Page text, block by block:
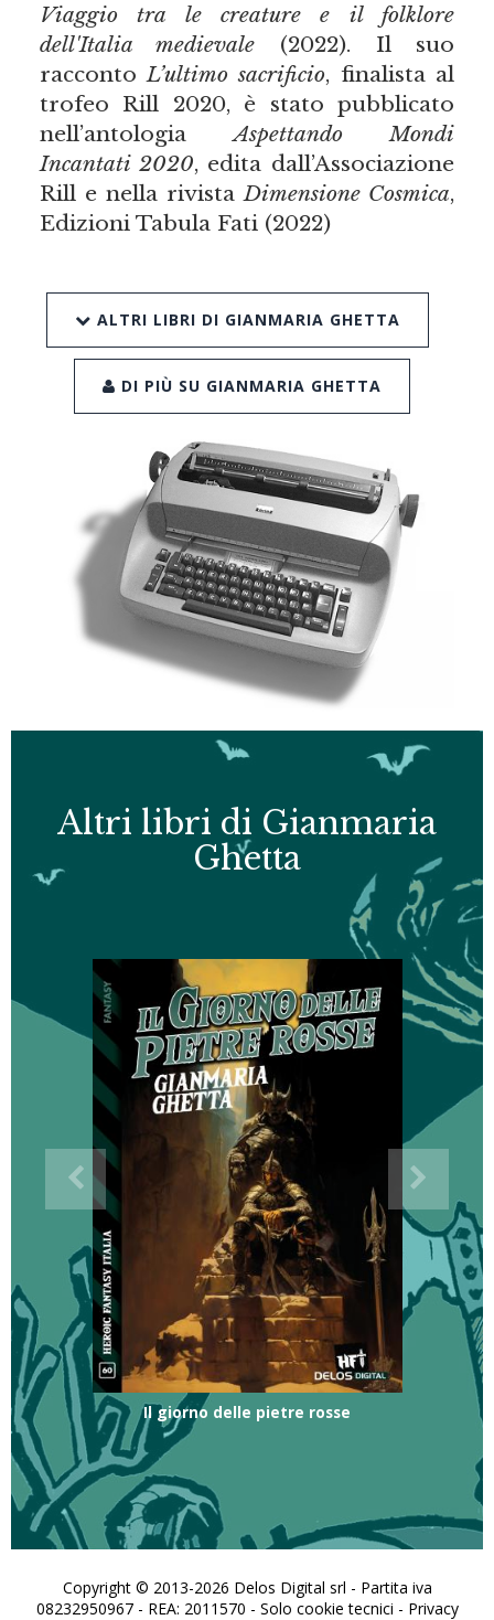
Viaggio tra le creature e il folklore
dell'Italia medievale (2022). Il suo
raccontoL’ultimo sacrificio, finalista al
trofeo Rill 2020, è stato pubblicato
nell’antologiaAspettando Mondi
Incantati 2020, edita dall’Associazione
Rill e nella rivistaDimensione Cosmica,
Edizioni Tabula Fati (2022)
ALTRI LIBRI DI GIANMARIA GHETTA
DI PIÙ SU GIANMARIA GHETTA
Altri libri di Gianmaria
Ghetta
Il giorno delle pietre rosse
Copyright © 2013-2026 Delos Digital srl - Partita iva
08232950967 - REA: 2011570 - Solo cookie tecnici - Privacy